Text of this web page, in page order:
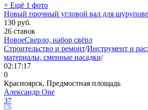
+ Ещё 1 фото
Новый прочный угловой вал для
130 руб.
26 ставок
НовоеСверло, набор свёрл
Строительство и ремонт/Инструмент и
материалы, сменные насадки/
02:17:17
0
Красноярск, Предмостная площадь
Александр One
37